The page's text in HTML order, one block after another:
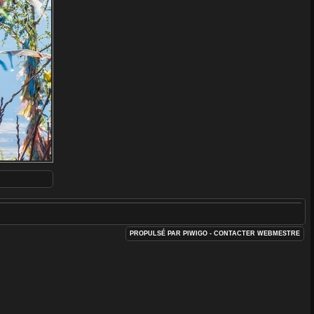
PROPULSÉ PAR PIWIGO - CONTACTERWEBMESTRE